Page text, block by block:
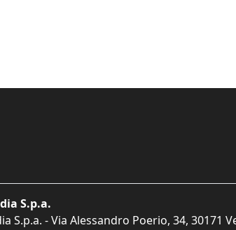
S.p.a.
S.p.a. - Via Alessandro Poerio, 34, 30171